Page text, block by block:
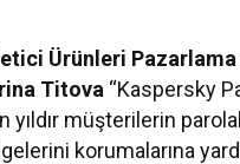
Ürünleri Pazarlama
Titova “Kaspersky
yıldır müşterilerin
korumalarına